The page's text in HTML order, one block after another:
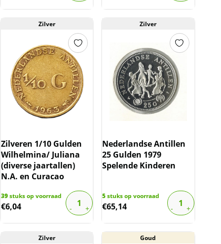
Zilver
Zilveren 1/10 Gulden
Wilhelmina/ Juliana
(diverse jaartallen)
N.A. en Curacao
39stuks op voorraad
€6,04
Zilver
Nederlandse Antillen
25 Gulden 1979
Spelende Kinderen
5stuks op voorraad
€65,14
Zilver Goud